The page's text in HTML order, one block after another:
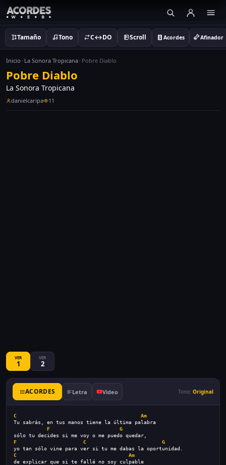
Tamaño Tono C↔DO Scroll Acordes Afinador
Inicio La Sonora Tropicana Pobre Diablo
Pobre Diablo
La Sonora Tropicana
danielcaripa 11
VER
1
VER
2
ACORDES Letra Video Tono: Original
C
Am
Tu sabrás, en tus manos tiene la última palabra
F
G
sólo tu decides si me voy o me puedo quedar,
F
C
G
yo tan sólo vine para ver si tu me dabas la oportunidad.
C
Am
de explicar que si te fallé no soy culpable